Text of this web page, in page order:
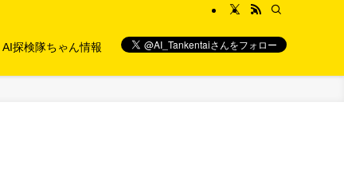
AI探検隊ちゃん情報